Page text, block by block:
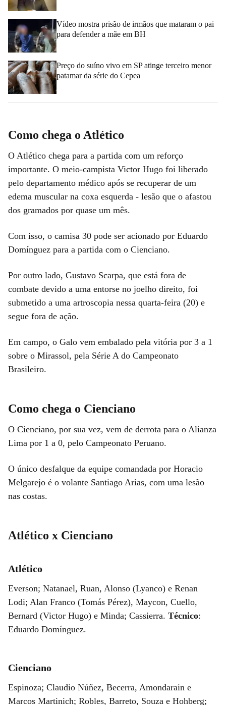
Vídeo mostra prisão de irmãos que mataram o pai
para defender a mãe em BH
Preço do suíno vivo em SP atinge terceiro menor
patamar da série do Cepea
Como chega o Atlético
O Atlético chega para a partida com um reforço
importante. O meio-campista Victor Hugo foi liberado
pelo departamento médico após se recuperar de um
edema muscular na coxa esquerda - lesão que o afastou
dos gramados por quase um mês.
Com isso, o camisa 30 pode ser acionado por Eduardo
Domínguez para a partida com o Cienciano.
Por outro lado, Gustavo Scarpa, que está fora de
combate devido a uma entorse no joelho direito, foi
submetido a uma artroscopia nessa quarta-feira (20) e
segue fora de ação.
Em campo, o Galo vem embalado pela vitória por 3 a 1
sobre o Mirassol, pela Série A do Campeonato
Brasileiro.
Como chega o Cienciano
O Cienciano, por sua vez, vem de derrota para o Alianza
Lima por 1 a 0, pelo Campeonato Peruano.
O único desfalque da equipe comandada por Horacio
Melgarejo é o volante Santiago Arias, com uma lesão
nas costas.
Atlético x Cienciano
Atlético
Everson; Natanael, Ruan, Alonso (Lyanco) e Renan
Lodi; Alan Franco (Tomás Pérez), Maycon, Cuello,
Bernard (Victor Hugo) e Minda; Cassierra. Técnico:
Eduardo Domínguez.
Cienciano
Espinoza; Claudio Núñez, Becerra, Amondarain e
Marcos Martinich; Robles, Barreto, Souza e Hohberg;